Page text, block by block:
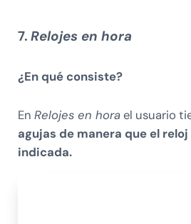
7. Relojes en hora
¿En qué consiste?
En Relojes en horael usuario
agujas de manera que el
indicada.